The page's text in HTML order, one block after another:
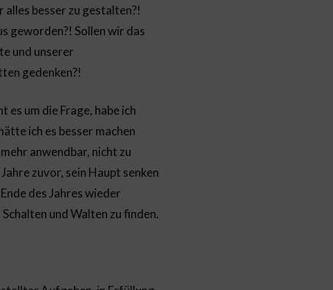
alles besser zu gestalten?!
geworden?! Sollen wir das
und unserer
gedenken?!
um die Frage, habe ich
ich es besser machen
anwendbar, nicht zu
zuvor, sein Haupt senken
des Jahres wieder
und Walten zu finden.